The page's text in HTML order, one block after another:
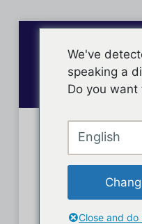
We've
speaking a
Do you want
English
Close and